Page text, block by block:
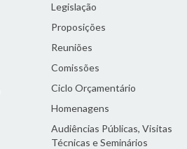
Legislação
Proposições
Reuniões
Comissões
Ciclo Orçamentário
Homenagens
Audiências Públicas, Visitas
Técnicas e Seminários